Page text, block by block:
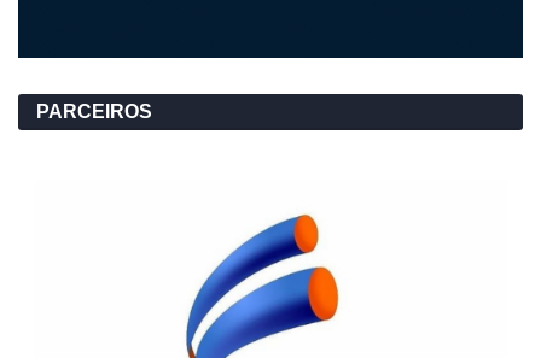
PARCEIROS